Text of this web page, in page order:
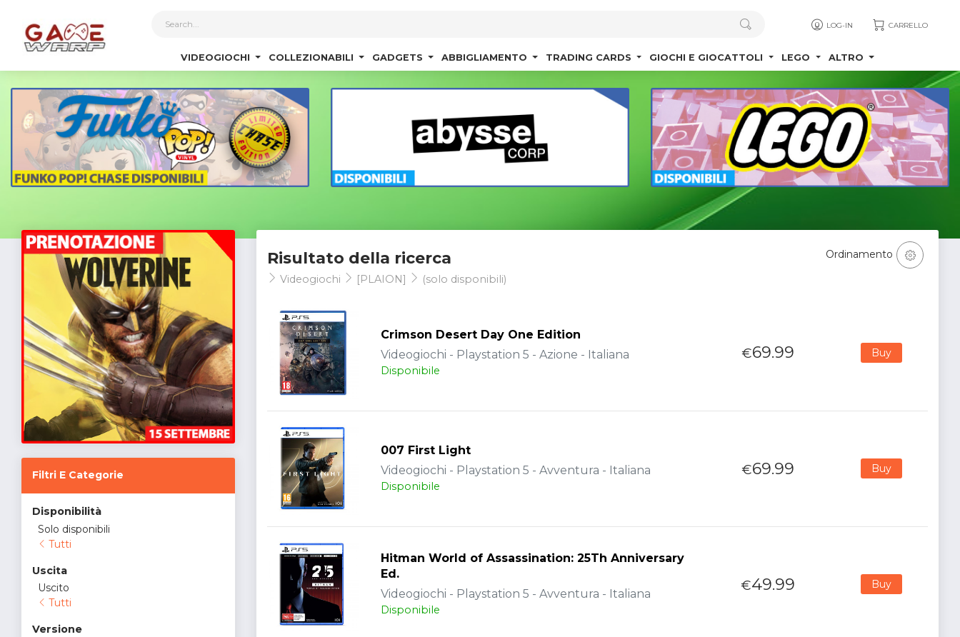
LOG-IN CARRELLO
VIDEOGIOCHI COLLEZIONABILI GADGETS ABBIGLIAMENTO TRADING CARDS GIOCHI E GIOCATTOLI LEGO ALTRO
Filtri E Categorie
Disponibilità
Solo disponibili
Tutti
Uscita
Uscito
Tutti
Versione
Risultato della ricerca
Videogiochi [PLAION] (solo disponibili)
Ordinamento
Crimson Desert Day One Edition
Videogiochi - Playstation 5 - Azione - Italiana
Disponibile
€69.99 Buy
007 First Light
Videogiochi - Playstation 5 - Avventura - Italiana
Disponibile
€69.99 Buy
Hitman World of Assassination: 25Th Anniversary
Ed.
Videogiochi - Playstation 5 - Avventura - Italiana
Disponibile
€49.99 Buy